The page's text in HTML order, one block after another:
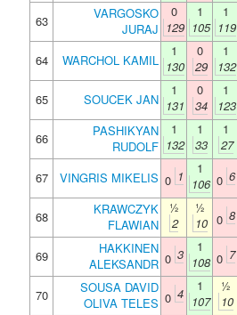
63
VARGOSKO
JURAJ
0
129
1
105
1
119
64
WARCHOL KAMIL
1
130
0
29
1
132
65
SOUCEK JAN
1
131
0
34
1
123
66
PASHIKYAN
RUDOLF
1
132
1
33
1
27
67
VINGRIS MIKELIS 0 1
1
106 0 6
68
KRAWCZYK
FLAWIAN
½
2
½
10 0 8
69
HAKKINEN
ALEKSANDR 0 3
1
108 0 7
70
SOUSA DAVID
OLIVA TELES 0 4
1
107
½
10